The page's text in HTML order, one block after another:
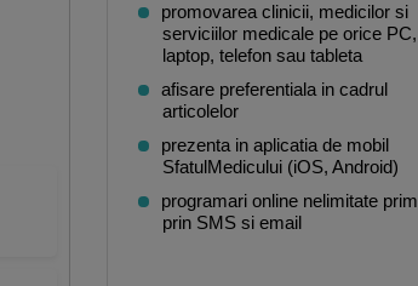
promovarea clinicii, medicilor si
serviciilor medicale pe orice PC,
laptop, telefon sau tableta
afisare preferentiala in cadrul
articolelor
prezenta in aplicatia de mobil
SfatulMedicului (iOS, Android)
programari online nelimitate
prin SMS si email